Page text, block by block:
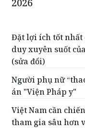
Đặt lợi ích tốt nhất
duy xuyên suốt
(sửa đổi)
Người phụ nữ
án "Viện Pháp y"
Việt Nam cần
tham gia sâu hơn